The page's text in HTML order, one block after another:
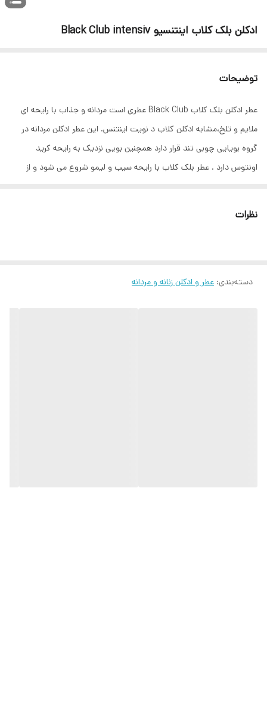
ادکلن بلک کلاب اینتنسیو Black Club intensiv
توضیحات
عطر ادکلن بلک کلاب Black Club عطری است مردانه و جذاب با رایحه ای
ملایم و تلخ،مشابه ادکلن کلاب د نویت اینتنس. این عطر ادکلن مردانه در
گروه بویایی چوبی تند قرار دارد همچنین بویی نزدیک به رایحه کرید
اونتوس دارد . عطر بلک کلاب با رایحه سیب و لیمو شروع می شود و از
نظرات
دسته‌بندی: عطر و ادکلن زنانه و مردانه